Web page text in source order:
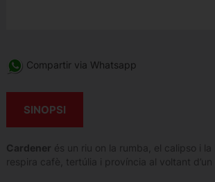
Compartir via Whatsapp
SINOPSI
Cardener és un riu on la rumba, el calipso i
respira cafè, tertúlia i província al voltant d’un